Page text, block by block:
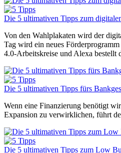
Die 5 ultimativen Tipps zum
Von den Wahlplakaten wird der
Tag wird ein neues
4.0-Arbeitskreise und Alexa bestellt
Die 5 ultimativen Tipps fürs
Wenn eine Finanzierung benötigt
Expansion zu verwirklichen, führt
Die 5 ultimativen Tipps zum Low